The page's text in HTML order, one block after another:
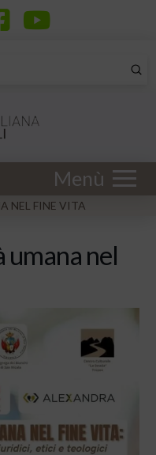
Menù
NEL FINE VITA
umana nel